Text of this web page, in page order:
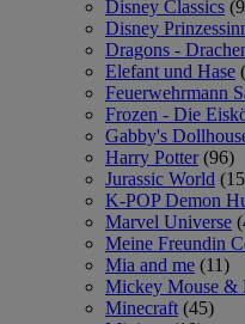
Disney Classics
Disney
Dragons -
Elefant und Hase
Feuerwehrmann
Frozen - Die
Gabby's
Harry Potter (96)
Jurassic World
K-POP Demon
Marvel Universe
Meine Freundin
Mia and me (11)
Mickey Mouse &
Minecraft (45)